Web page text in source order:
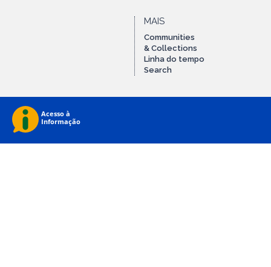
MAIS
Communities
& Collections
Linha do tempo
Search